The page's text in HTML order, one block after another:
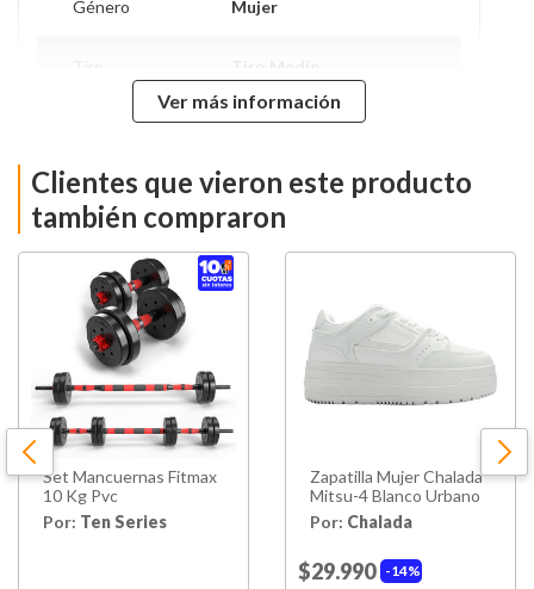
Género Mujer
Composición
60% Algodón 40%
Cuidados De
Lavar En Agua Fria /
Colores Oscuros Por
Separado / Usar Jabón
Colgado / Planchar A
Temperatura Media
Modelo Pantalón De Buzo
Rotura
Material
Temporada Toda Temporada
Ver más información
Clientes que vieron este producto
también compraron
Set Mancuernas Fitmax
10 Kg Pvc
Por: Ten Series
Zapatilla Mujer Chalada
Mitsu-4 Blanco Urbano
Por: Chalada
14%
$29.990